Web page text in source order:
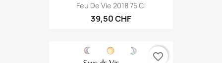
Feu De Vie 2018 75 Cl
39,50 CHF
favorite_border